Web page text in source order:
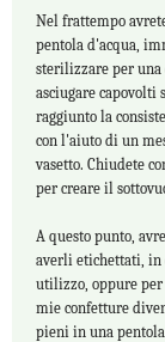
Nel frattempo
pentola d'acqua,
sterilizzare per
asciugare capovolti
raggiunto la
con l'aiuto di un
vasetto. Chiudete
per creare il
A questo punto,
averli etichettati, in
utilizzo, oppure per
mie confetture
pieni in una